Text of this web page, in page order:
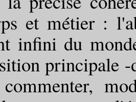
et métier :
infini du
principale